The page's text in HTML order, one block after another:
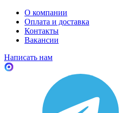
О компании
Оплата и доставка
Контакты
Вакансии
Написать нам